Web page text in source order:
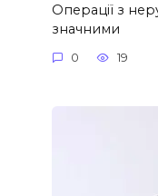
Операції з
значними
0 19